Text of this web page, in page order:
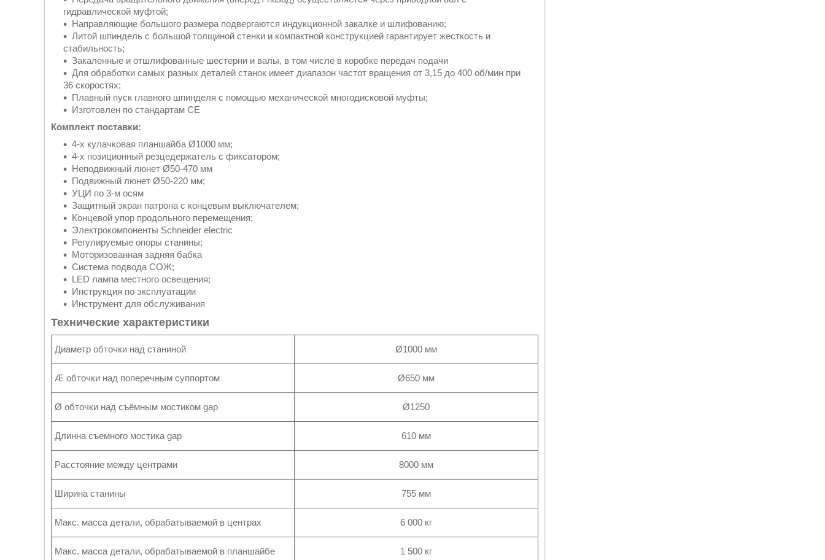
гидравлической муфтой;
Направляющие большого размера подвергаются индукционной закалке и шлифованию;
Литой шпиндель с большой толщиной стенки и компактной конструкцией гарантирует жесткость и
стабильность;
Закаленные и отшлифованные шестерни и валы, в том числе в коробке передач подачи
Для обработки самых разных деталей станок имеет диапазон частот вращения от 3,15 до 400 об/мин при
36 скоростях;
Плавный пуск главного шпинделя с помощью механической многодисковой муфты;
Изготовлен по стандартам СЕ
Комплект поставки:
4-х кулачковая планшайба Ø1000 мм;
4-х позиционный резцедержатель с фиксатором;
Неподвижный люнет Ø50-470 мм
Подвижный люнет Ø50-220 мм;
УЦИ по 3-м осям
Защитный экран патрона с концевым выключателем;
Концевой упор продольного перемещения;
Электрокомпоненты Schneider electric
Регулируемые опоры станины;
Моторизованная задняя бабка
Система подвода СОЖ;
LED лампа местного освещения;
Инструкция по эксплуатации
Инструмент для обслуживания
Технические характеристики
Диаметр обточки над станиной Ø1000 мм
Æ обточки над поперечным суппортом Ø650 мм
Ø обточки над съёмным мостиком gap Ø1250
Длинна съемного мостика gap 610 мм
Расстояние между центрами 8000 мм
Ширина станины 755 мм
Макс. масса детали, обрабатываемой в центрах 6 000 кг
Макс. масса детали, обрабатываемой в планшайбе 1 500 кг